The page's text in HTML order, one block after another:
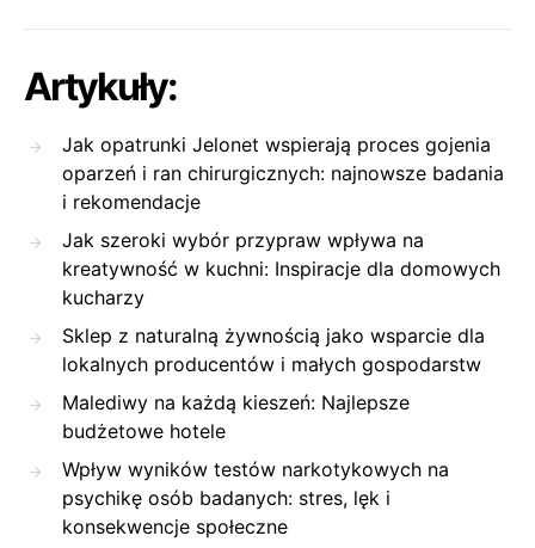
Artykuły:
Jak opatrunki Jelonet wspierają proces gojenia
oparzeń i ran chirurgicznych: najnowsze badania
i rekomendacje
Jak szeroki wybór przypraw wpływa na
kreatywność w kuchni: Inspiracje dla domowych
kucharzy
Sklep z naturalną żywnością jako wsparcie dla
lokalnych producentów i małych gospodarstw
Malediwy na każdą kieszeń: Najlepsze
budżetowe hotele
Wpływ wyników testów narkotykowych na
psychikę osób badanych: stres, lęk i
konsekwencje społeczne